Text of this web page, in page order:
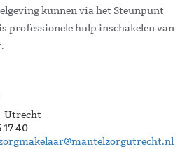
kunnen via het Steunpunt
professionele hulp inschakelen van
Utrecht
17 40